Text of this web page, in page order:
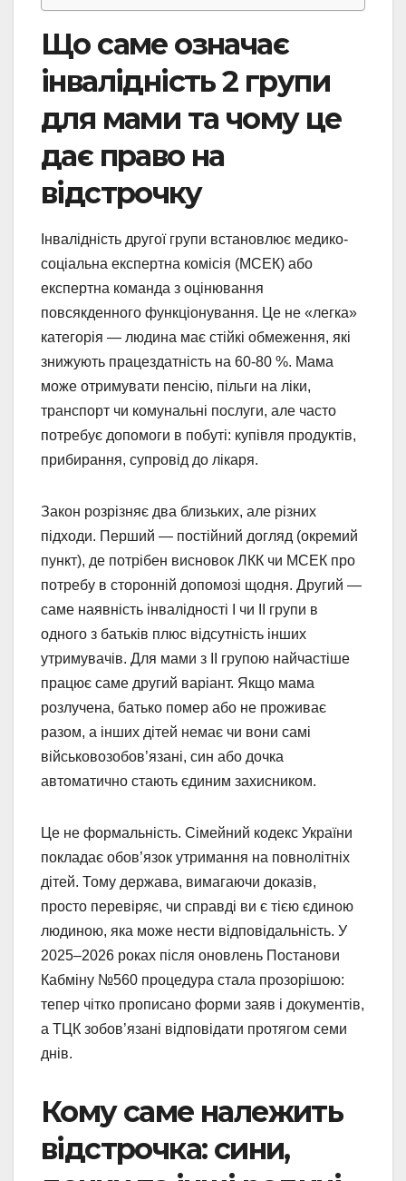
Що саме означає
інвалідність 2 групи
для мами та чому це
дає право на
відстрочку
Інвалідність другої групи встановлює медико-
соціальна експертна комісія (МСЕК) або
експертна команда з оцінювання
повсякденного функціонування. Це не «легка»
категорія — людина має стійкі обмеження, які
знижують працездатність на 60-80 %. Мама
може отримувати пенсію, пільги на ліки,
транспорт чи комунальні послуги, але часто
потребує допомоги в побуті: купівля продуктів,
прибирання, супровід до лікаря.
Закон розрізняє два близьких, але різних
підходи. Перший — постійний догляд (окремий
пункт), де потрібен висновок ЛКК чи МСЕК про
потребу в сторонній допомозі щодня. Другий —
саме наявність інвалідності I чи II групи в
одного з батьків плюс відсутність інших
утримувачів. Для мами з II групою найчастіше
працює саме другий варіант. Якщо мама
розлучена, батько помер або не проживає
разом, а інших дітей немає чи вони самі
військовозобов’язані, син або дочка
автоматично стають єдиним захисником.
Це не формальність. Сімейний кодекс України
покладає обов’язок утримання на повнолітніх
дітей. Тому держава, вимагаючи доказів,
просто перевіряє, чи справді ви є тією єдиною
людиною, яка може нести відповідальність. У
2025–2026 роках після оновлень Постанови
Кабміну №560 процедура стала прозорішою:
тепер чітко прописано форми заяв і документів,
а ТЦК зобов’язані відповідати протягом семи
днів.
Кому саме належить
відстрочка: сини,